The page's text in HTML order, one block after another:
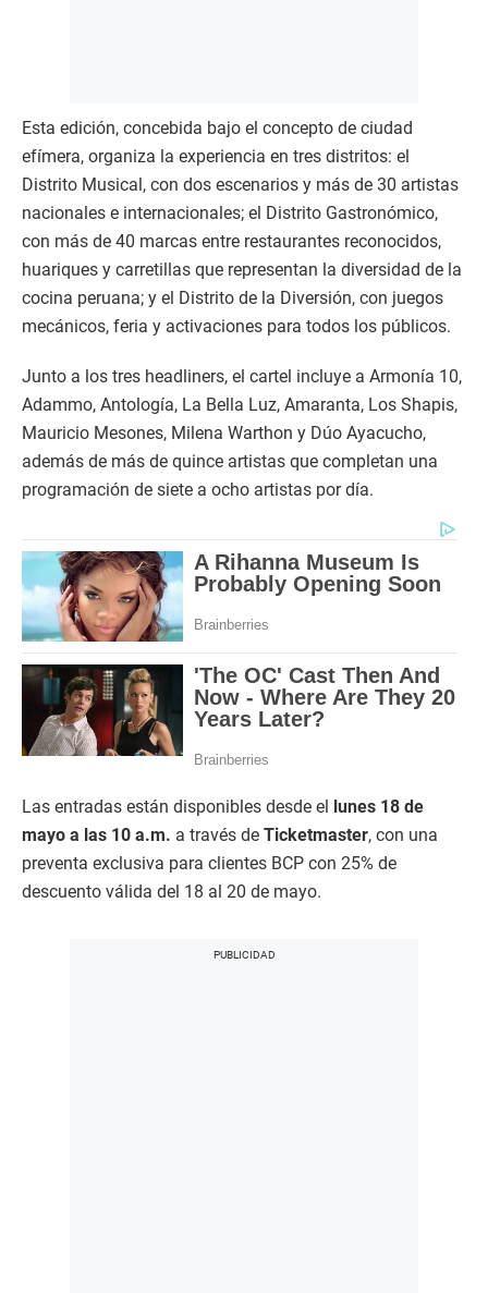
Esta edición, concebida bajo el concepto de ciudad
efímera, organiza la experiencia en tres distritos: el
Distrito Musical, con dos escenarios y más de 30 artistas
nacionales e internacionales; el Distrito Gastronómico,
con más de 40 marcas entre restaurantes reconocidos,
huariques y carretillas que representan la diversidad de la
cocina peruana; y el Distrito de la Diversión, con juegos
mecánicos, feria y activaciones para todos los públicos.
Junto a los tres headliners, el cartel incluye a Armonía 10,
Adammo, Antología, La Bella Luz, Amaranta, Los Shapis,
Mauricio Mesones, Milena Warthon y Dúo Ayacucho,
además de más de quince artistas que completan una
programación de siete a ocho artistas por día.
Las entradas están disponibles desde el
lunes 18 de
mayo a las 10 a.m. a través de Ticketmaster, con una
preventa exclusiva para clientes BCP con 25% de
descuento válida del 18 al 20 de mayo.